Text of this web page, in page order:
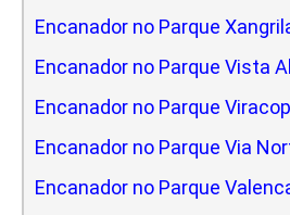
Encanador no Parque
Encanador no Parque Vista
Encanador no Parque
Encanador no Parque Via
Encanador no Parque